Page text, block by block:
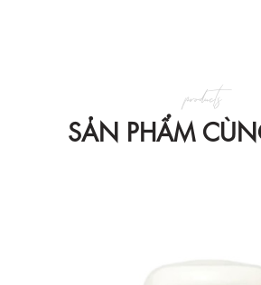
SẢN PHẨM
products